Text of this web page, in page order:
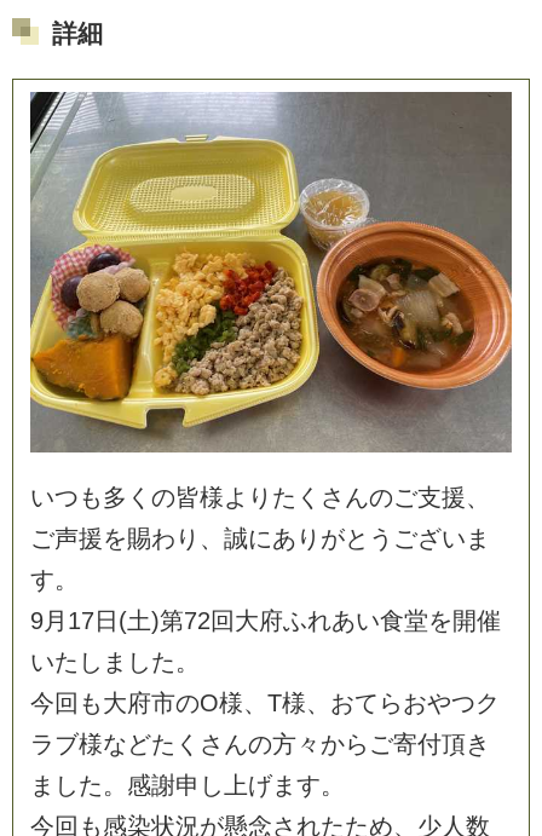
詳細
いつも多 く の皆様よ り た く さ んのご支援、
ご声援を賜わ り 、 誠にあ り がと う ござい ま
す。
9月 17日 (土)第72回大府ふれあい食堂を開催
いた し ま した。
今回 も大府市のO様、 T様、 おて ら おやつク
ラブ様などた く さ んの方々 から ご寄付頂き
ま した。 感謝申 し 上げま す。
今回 も感染状況が懸念さ れたため、 少人数